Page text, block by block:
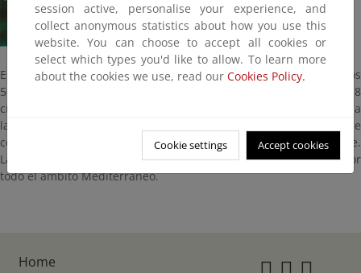
Es un tipo de hierba anual, muy rica en formas y que alcanza los
50 cm de altura. Sus frutos con forma de un pico largo (hasta 8
cm) y agrupados todos ellos más o menos erectos hacen sencilla
la identificación de esta planta. Flores reunidas en umbelas de
color blanco intenso. Florece en los meses de abril a septiembre.
La encontramos en terrenos de cultivo y baldíos. Se distribuye por
todo el ámbito Mediterráneo.
session active, personalise your experience, and
collect anonymous statistics about how you use this
website. You can choose to accept all cookies or
select which types you'd like to allow. To learn more
about the cookies we use, read our Cookies Policy.
Cookie settings Accept cookies
Home